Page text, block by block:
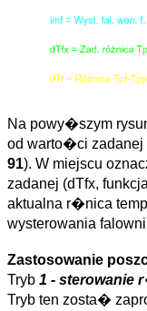
Na powy�szym
od warto�ci zadanej
91). W miejscu
zadanej (dTfx, funkcja
aktualna r�nica
wysterowania
Zastosowanie
Tryb 1 - sterowanie
Tryb ten zosta�